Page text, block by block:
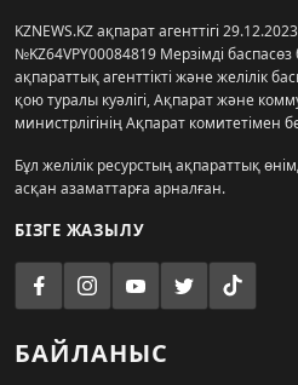
KZNEWS.KZ ақпарат агенттігі
№KZ64VPY00084819 Мерзімді
ақпараттық агенттікті және желілік
қою туралы куәлігі, Ақпарат және
министрлігінің Ақпарат комитетімен
Бұл желілік ресурстың ақпараттық
асқан азаматтарға арналған.
БІЗГЕ ЖАЗЫЛУ
БАЙЛАНЫС